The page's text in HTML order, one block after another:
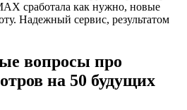
сработала как нужно, новые
Надежный сервис, результатом
вопросы про
на 50 будущих